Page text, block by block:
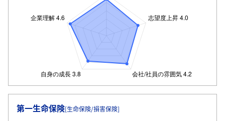
第一生命保険[生命保険/損害保険]
ログイン・会員登録